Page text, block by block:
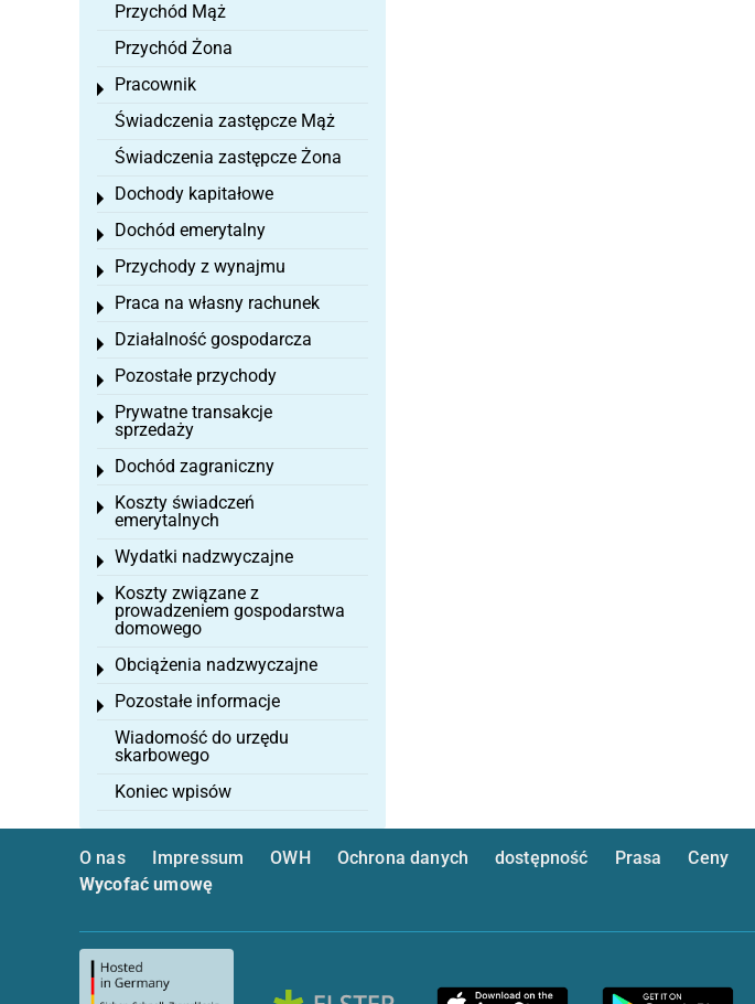
Przychód Mąż
Przychód Żona
Pracownik
Toggle menu
Świadczenia zastępcze Mąż
Świadczenia zastępcze Żona
Dochody kapitałowe
Toggle menu
Dochód emerytalny
Toggle menu
Przychody z wynajmu
Toggle menu
Praca na własny rachunek
Toggle menu
Działalność gospodarcza
Toggle menu
Pozostałe przychody
Toggle menu
Prywatne transakcje
sprzedaży
Toggle menu
Dochód zagraniczny
Toggle menu
Koszty świadczeń
emerytalnych
Toggle menu
Wydatki nadzwyczajne
Toggle menu
Koszty związane z
prowadzeniem gospodarstwa
domowego
Toggle menu
Obciążenia nadzwyczajne
Toggle menu
Pozostałe informacje
Toggle menu
Wiadomość do urzędu
skarbowego
Koniec wpisów
O nas Impressum OWH Ochrona danych dostępność Prasa Ceny
Wycofać umowę